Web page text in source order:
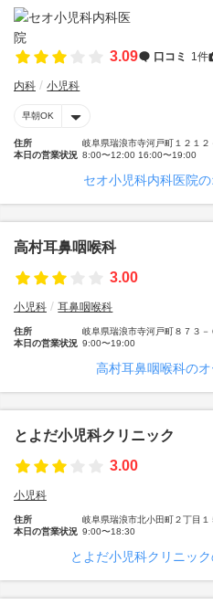
3.09 口コミ 1件
内科 小児科
早朝OK
住所
岐阜県瑞浪市寺河戸町１２１２
本日の営業状況 8:00〜12:00 16:00〜19:00
セオ小児科内科医院
高村耳鼻咽喉科
3.00
小児科 耳鼻咽喉科
住所
岐阜県瑞浪市寺河戸町８７３－
本日の営業状況 9:00〜19:00
高村耳鼻咽喉科の
とよだ小児科クリニック
3.00
小児科
住所
岐阜県瑞浪市北小田町２丁目１
本日の営業状況 9:00〜18:30
とよだ小児科クリニッ